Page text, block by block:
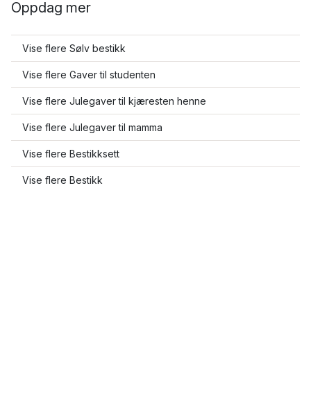
Oppdag mer
Vise flere Sølv bestikk
Vise flere Gaver til studenten
Vise flere Julegaver til kjæresten henne
Vise flere Julegaver til mamma
Vise flere Bestikksett
Vise flere Bestikk